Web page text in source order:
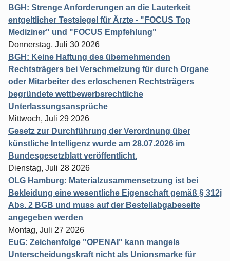
BGH: Strenge Anforderungen an die Lauterkeit
entgeltlicher Testsiegel für Ärzte - "FOCUS Top
Mediziner" und "FOCUS Empfehlung"
Donnerstag, Juli 30 2026
BGH: Keine Haftung des übernehmenden
Rechtsträgers bei Verschmelzung für durch Organe
oder Mitarbeiter des erloschenen Rechtsträgers
begründete wettbewerbsrechtliche
Unterlassungsansprüche
Mittwoch, Juli 29 2026
Gesetz zur Durchführung der Verordnung über
künstliche Intelligenz wurde am 28.07.2026 im
Bundesgesetzblatt veröffentlicht.
Dienstag, Juli 28 2026
OLG Hamburg: Materialzusammensetzung ist bei
Bekleidung eine wesentliche Eigenschaft gemäß § 312j
Abs. 2 BGB und muss auf der Bestellabgabeseite
angegeben werden
Montag, Juli 27 2026
EuG: Zeichenfolge "OPENAI" kann mangels
Unterscheidungskraft nicht als Unionsmarke für